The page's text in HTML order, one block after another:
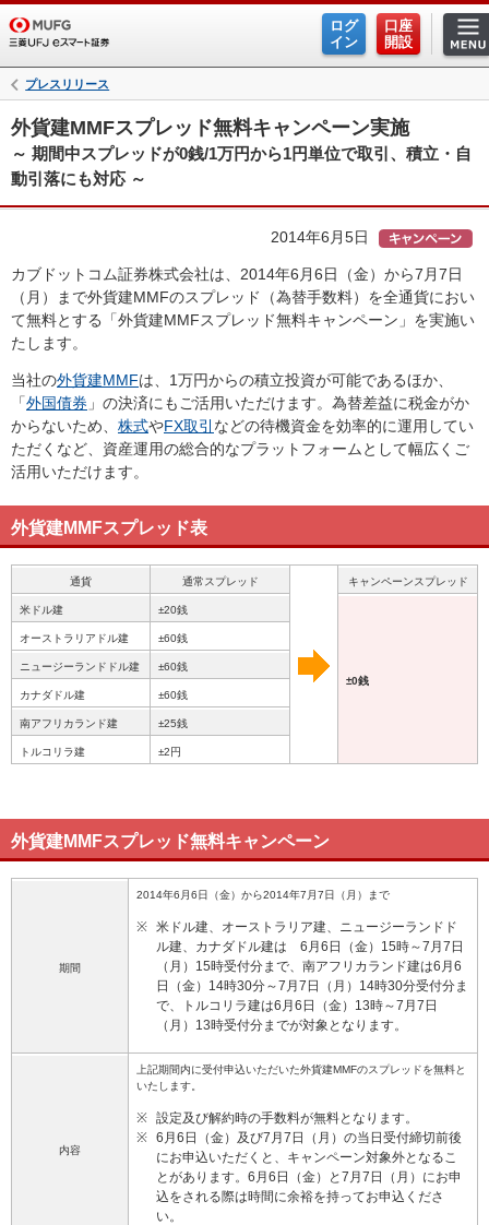
ログ
イン
口座
開設
プレスリリース
外貨建MMFスプレッド無料キャンペーン実施
～ 期間中スプレッドが0銭/1万円から1円単位で取引、積立・自
動引落にも対応 ～
2014年6月5日
カブドットコム証券株式会社は、2014年6月6日（金）から7月7日
（月）まで外貨建MMFのスプレッド（為替手数料）を全通貨におい
て無料とする「外貨建MMFスプレッド無料キャンペーン」を実施い
たします。
当社の外貨建MMFは、1万円からの積立投資が可能であるほか、
「外国債券 」の決済にもご活用いただけます。為替差益に税金がか
からないため、 株式やFX取引 などの待機資金を効率的に運用してい
ただくなど、資産運用の総合的なプラットフォームとして幅広くご
活用いただけます。
外貨建MMFスプレッド表
通貨 通常スプレッド キャンペーンスプレッド
米ドル建 ±20銭
±0銭
オーストラリアドル建 ±60銭
ニュージーランドドル建 ±60銭
カナダドル建 ±60銭
南アフリカランド建 ±25銭
トルコリラ建 ±2円
外貨建MMFスプレッド無料キャンペーン
期間
2014年6月6日（金）から2014年7月7日（月）まで
※ 米ドル建、オーストラリア建、ニュージーランドド
ル建、カナダドル建は 6月6日（金）15時～7月7日
（月）15時受付分まで、南アフリカランド建は6月6
日（金）14時30分～7月7日（月）14時30分受付分ま
で、トルコリラ建は6月6日（金）13時～7月7日
（月）13時受付分までが対象となります。
内容
上記期間内に受付申込いただいた外貨建MMFのスプレッドを無料と
いたします。
※ 設定及び解約時の手数料が無料となります。
※ 6月6日（金）及び7月7日（月）の当日受付締切前後
にお申込いただくと、キャンペーン対象外となるこ
とがあります。6月6日（金）と7月7日（月）にお申
込をされる際は時間に余裕を持ってお申込くださ
い。